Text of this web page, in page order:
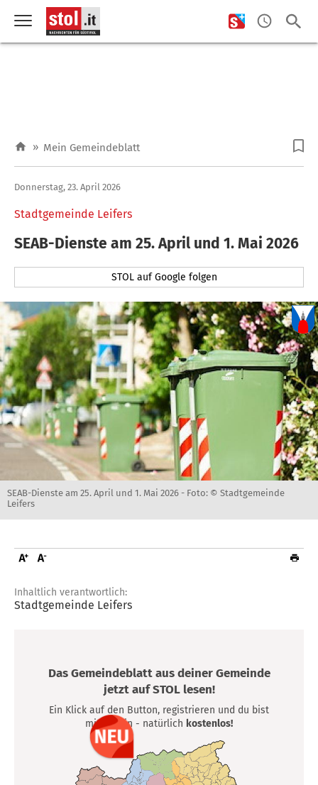
» Mein Gemeindeblatt
Stadtgemeinde Leifers
Donnerstag, 23. April 2026
SEAB-Dienste am 25. April und 1. Mai 2026
STOL auf Google folgen
SEAB-Dienste am 25. April und 1. Mai 2026 - Foto: © Stadtgemeinde
Leifers
Inhaltlich verantwortlich:
Stadtgemeinde Leifers
Das Gemeindeblatt aus deiner Gemeinde
jetzt auf STOL lesen!
Ein Klick auf den Button, registrieren und du bist
mittendrin - natürlich kostenlos!